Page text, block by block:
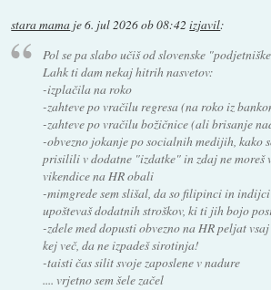
stara mama je6. jul 2026 ob 08:42 izjavil:
Pol se pa slabo učiš od slovenske
Lahk ti dam nekaj hitrih nasvetov:
-izplačila na roko
-zahteve po vračilu regresa (na roko iz
-zahteve po vračilu božičnice (ali brisanje
-obvezno jokanje po socialnih medijih, kako
prisilili v dodatne "izdatke" in zdaj ne moreš
vikendice na HR obali
-mimgrede sem slišal, da so filipinci in indijci
upoštevaš dodatnih stroškov, ki ti jih bojo
-zdele med dopusti obvezno na HR peljat
kej več, da ne izpadeš sirotinja!
-taisti čas silit svoje zaposlene v nadure
.... vrjetno sem šele začel